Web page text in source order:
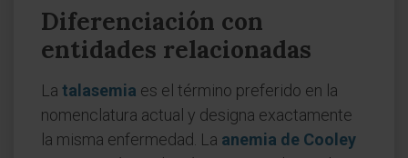
Diferenciación con
entidades relacionadas
La talasemia es el término preferido en la
nomenclatura actual y designa exactamente
la misma enfermedad. La anemia de Cooley